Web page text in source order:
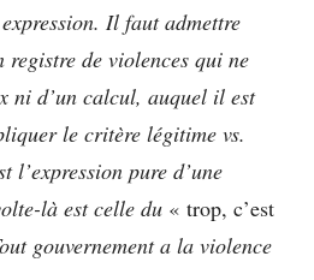
Il faut admettre
registre de violences qui ne
ni d’un calcul, auquel il est
le critère légitime vs.
l’expression pure d’une
là est celle du « trop, c’est
gouvernement a la violence